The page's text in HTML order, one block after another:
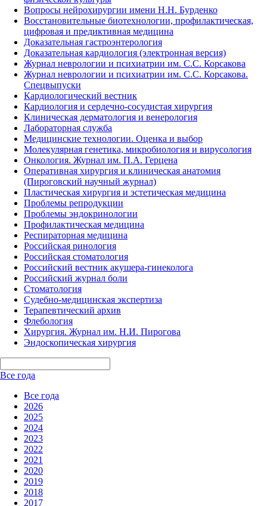
Вопросы нейрохирургии имени Н.Н. Бурденко
Восстановительные биотехнологии, профилактическая,
цифровая и предиктивная медицина
Доказательная гастроэнтерология
Доказательная кардиология (электронная версия)
Журнал неврологии и психиатрии им. С.С. Корсакова
Журнал неврологии и психиатрии им. С.С. Корсакова.
Спецвыпуски
Кардиологический вестник
Кардиология и сердечно-сосудистая хирургия
Клиническая дерматология и венерология
Лабораторная служба
Медицинские технологии. Оценка и выбор
Молекулярная генетика, микробиология и вирусология
Онкология. Журнал им. П.А. Герцена
Оперативная хирургия и клиническая анатомия
(Пироговский научный журнал)
Пластическая хирургия и эстетическая медицина
Проблемы репродукции
Проблемы эндокринологии
Профилактическая медицина
Респираторная медицина
Российская ринология
Российская стоматология
Российский вестник акушера-гинеколога
Российский журнал боли
Стоматология
Судебно-медицинская экспертиза
Терапевтический архив
Флебология
Хирургия. Журнал им. Н.И. Пирогова
Эндоскопическая хирургия
Все года
Все года
2026
2025
2024
2023
2022
2021
2020
2019
2018
2017